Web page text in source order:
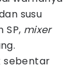
susu
SP, mixer
sebentar